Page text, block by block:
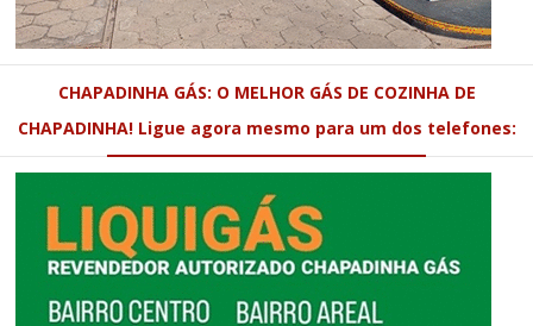
CHAPADINHA GÁS: O MELHOR GÁS DE COZINHA DE
CHAPADINHA! Ligue agora mesmo para um dos telefones: